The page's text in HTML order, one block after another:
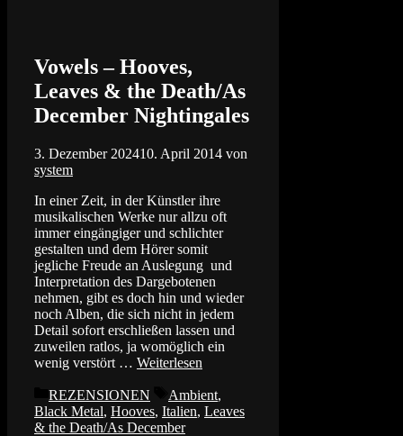
Vowels – Hooves,
Leaves & the Death/As
December Nightingales
3. Dezember 202410. April 2014 von
system
In einer Zeit, in der Künstler ihre
musikalischen Werke nur allzu oft
immer eingängiger und schlichter
gestalten und dem Hörer somit
jegliche Freude an Auslegung und
Interpretation des Dargebotenen
nehmen, gibt es doch hin und wieder
noch Alben, die sich nicht in jedem
Detail sofort erschließen lassen und
zuweilen ratlos, ja womöglich ein
wenig verstört … Weiterlesen
Kategorien
REZENSIONEN Schlagwörter
Ambient,
Black Metal, Hooves, Italien, Leaves
& the Death/As December